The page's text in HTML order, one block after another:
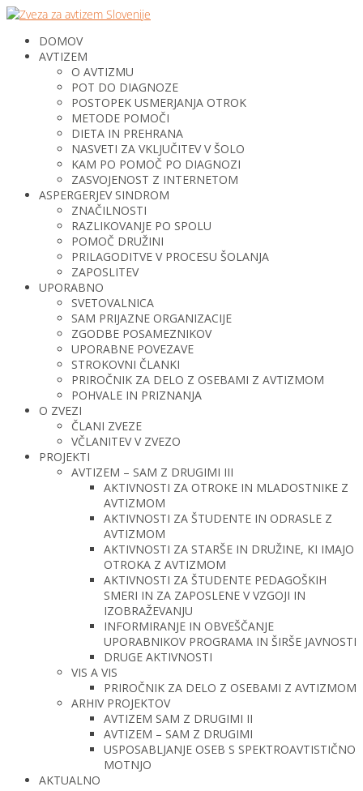
DOMOV
AVTIZEM
O AVTIZMU
POT DO DIAGNOZE
POSTOPEK USMERJANJA OTROK
METODE POMOČI
DIETA IN PREHRANA
NASVETI ZA VKLJUČITEV V ŠOLO
KAM PO POMOČ PO DIAGNOZI
ZASVOJENOST Z INTERNETOM
ASPERGERJEV SINDROM
ZNAČILNOSTI
RAZLIKOVANJE PO SPOLU
POMOČ DRUŽINI
PRILAGODITVE V PROCESU ŠOLANJA
ZAPOSLITEV
UPORABNO
SVETOVALNICA
SAM PRIJAZNE ORGANIZACIJE
ZGODBE POSAMEZNIKOV
UPORABNE POVEZAVE
STROKOVNI ČLANKI
PRIROČNIK ZA DELO Z OSEBAMI Z AVTIZMOM
POHVALE IN PRIZNANJA
O ZVEZI
ČLANI ZVEZE
VČLANITEV V ZVEZO
PROJEKTI
AVTIZEM – SAM Z DRUGIMI III
AKTIVNOSTI ZA OTROKE IN MLADOSTNIKE Z
AVTIZMOM
AKTIVNOSTI ZA ŠTUDENTE IN ODRASLE Z
AVTIZMOM
AKTIVNOSTI ZA STARŠE IN DRUŽINE, KI IMAJO
OTROKA Z AVTIZMOM
AKTIVNOSTI ZA ŠTUDENTE PEDAGOŠKIH
SMERI IN ZA ZAPOSLENE V VZGOJI IN
IZOBRAŽEVANJU
INFORMIRANJE IN OBVEŠČANJE
UPORABNIKOV PROGRAMA IN ŠIRŠE JAVNOSTI
DRUGE AKTIVNOSTI
VIS A VIS
PRIROČNIK ZA DELO Z OSEBAMI Z AVTIZMOM
ARHIV PROJEKTOV
AVTIZEM SAM Z DRUGIMI II
AVTIZEM – SAM Z DRUGIMI
USPOSABLJANJE OSEB S SPEKTROAVTISTIČNO
MOTNJO
AKTUALNO